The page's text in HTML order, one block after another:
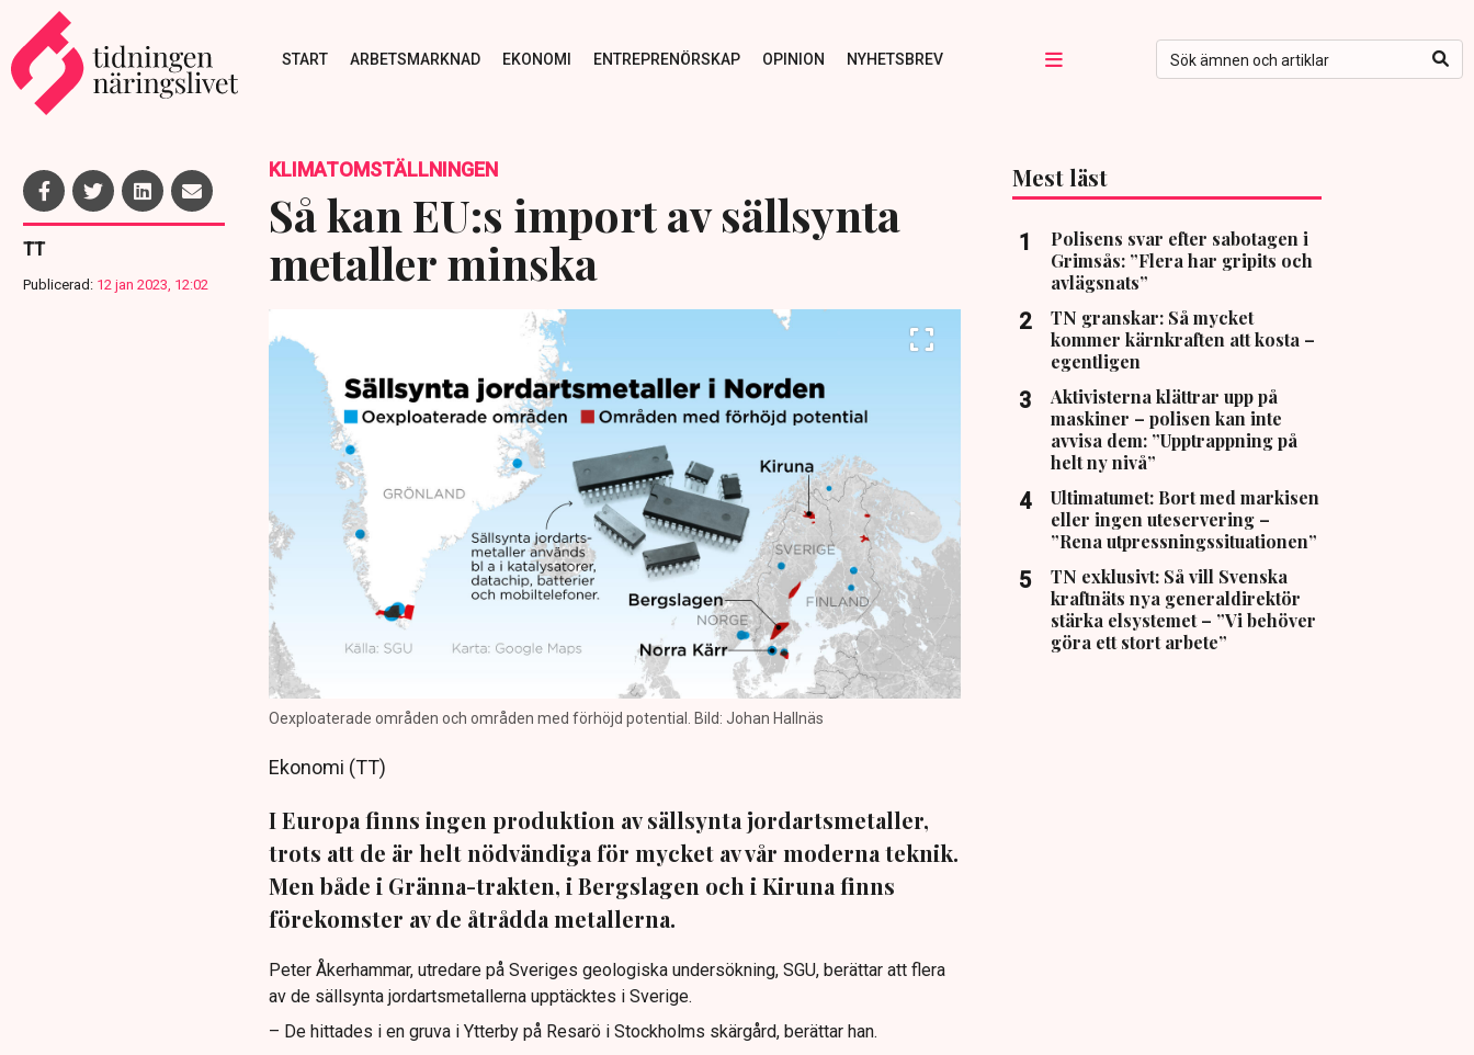
START ARBETSMARKNAD EKONOMI ENTREPRENÖRSKAP OPINION NYHETSBREV
TT
Publicerad: 12 jan 2023, 12:02
KLIMATOMSTÄLLNINGEN
Så kan EU:s import av sällsynta
metaller minska
Oexploaterade områden och områden med förhöjd potential. Bild: Johan Hallnäs
Ekonomi (TT)
I Europa finns ingen produktion av sällsynta jordartsmetaller,
trots att de är helt nödvändiga för mycket av vår moderna teknik.
Men både i Gränna-trakten, i Bergslagen och i Kiruna finns
förekomster av de åtrådda metallerna.
Peter Åkerhammar, utredare på Sveriges geologiska undersökning, SGU, berättar att flera
av de sällsynta jordartsmetallerna upptäcktes i Sverige.
– De hittades i en gruva i Ytterby på Resarö i Stockholms skärgård, berättar han.
Mest läst
Polisens svar efter sabotagen i
Grimsås: ”Flera har gripits och
avlägsnats”
TN granskar: Så mycket
kommer kärnkraften att kosta –
egentligen
Aktivisterna klättrar upp på
maskiner – polisen kan inte
avvisa dem: ”Upptrappning på
helt ny nivå”
Ultimatumet: Bort med markisen
eller ingen uteservering –
”Rena utpressningssituationen”
TN exklusivt: Så vill Svenska
kraftnäts nya generaldirektör
stärka elsystemet – ”Vi behöver
göra ett stort arbete”